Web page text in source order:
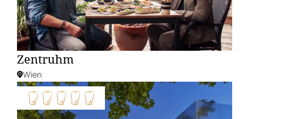
Zentruhm
Wien